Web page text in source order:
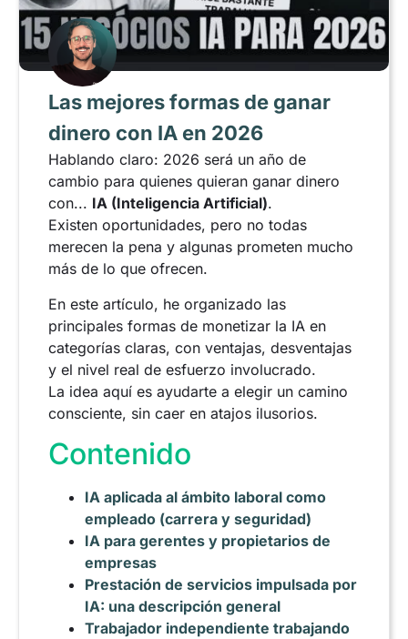
Las mejores formas de ganar
dinero con IA en 2026
Hablando claro: 2026 será un año de
cambio para quienes quieran ganar dinero
con... IA (Inteligencia Artificial).
Existen oportunidades, pero no todas
merecen la pena y algunas prometen mucho
más de lo que ofrecen.
En este artículo, he organizado las
principales formas de monetizar la IA en
categorías claras, con ventajas, desventajas
y el nivel real de esfuerzo involucrado.
La idea aquí es ayudarte a elegir un camino
consciente, sin caer en atajos ilusorios.
Contenido
IA aplicada al ámbito laboral como
empleado (carrera y seguridad)
IA para gerentes y propietarios de
empresas
Prestación de servicios impulsada por
IA: una descripción general
Trabajador independiente trabajando